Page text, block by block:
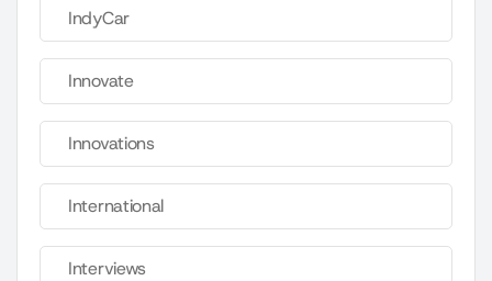
IndyCar
Innovate
Innovations
International
Interviews